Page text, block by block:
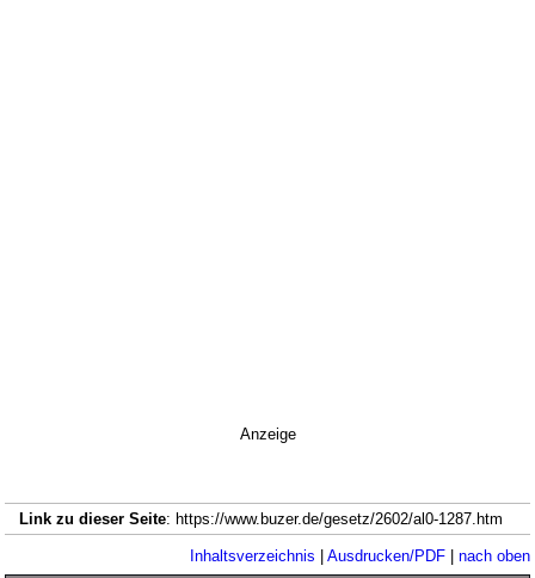
Anzeige
Link zu dieser Seite: https://www.buzer.de/gesetz/2602/al0-1287.htm
Inhaltsverzeichnis | Ausdrucken/PDF| nach oben